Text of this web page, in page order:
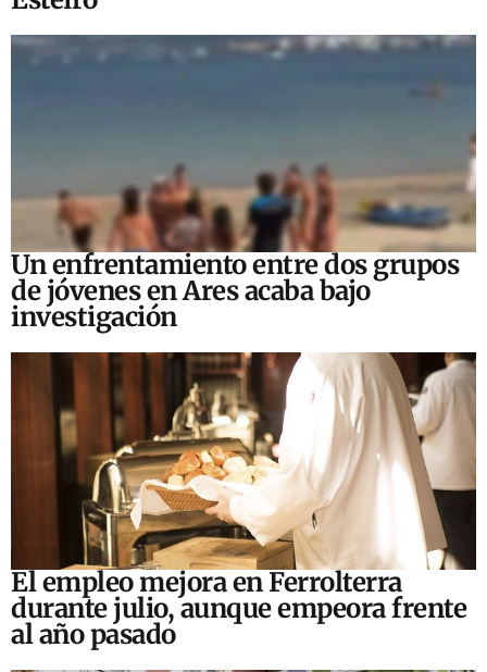
Un enfrentamiento entre dos grupos
de jóvenes en Ares acaba bajo
investigación
El empleo mejora en Ferrolterra
durante julio, aunque empeora frente
al año pasado